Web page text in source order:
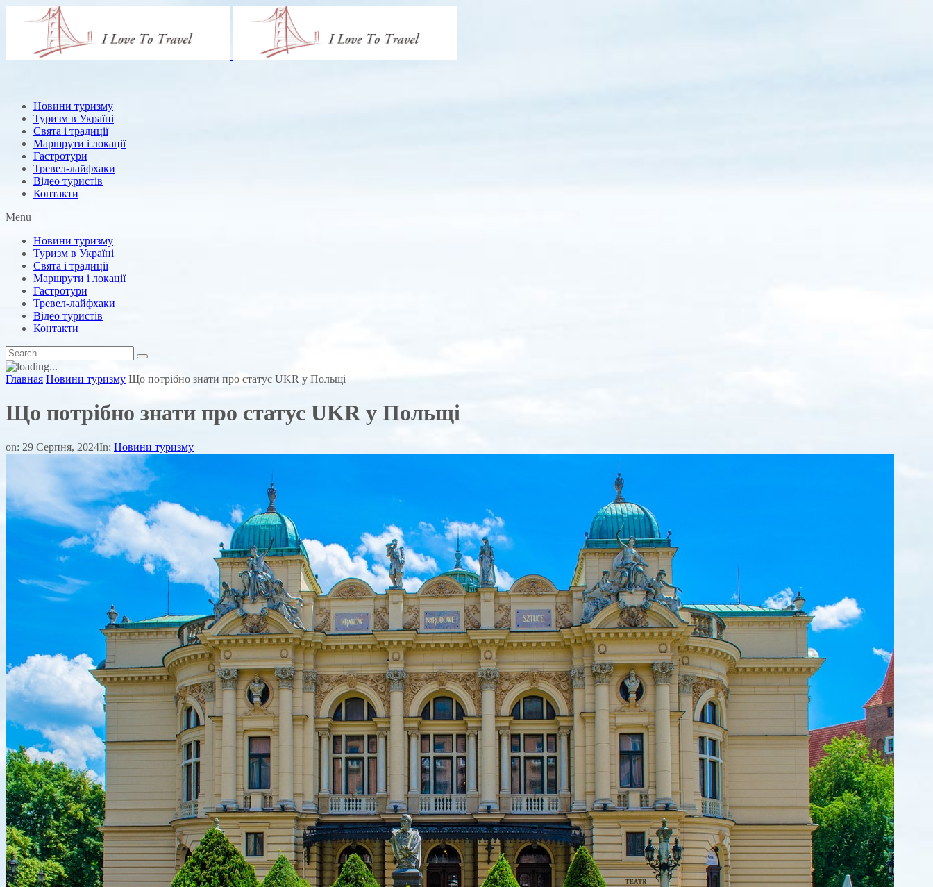
Новини туризму
Туризм в Україні
Свята і традиції
Маршрути і локації
Гастротури
Тревел-лайфхаки
Відео туристів
Контакти
Menu
Новини туризму
Туризм в Україні
Свята і традиції
Маршрути і локації
Гастротури
Тревел-лайфхаки
Відео туристів
Контакти
Главная Новини туризму Що потрібно знати про статус UKR у Польщі
Що потрібно знати про статус UKR у Польщі
on: 29 Серпня, 2024In: Новини туризму